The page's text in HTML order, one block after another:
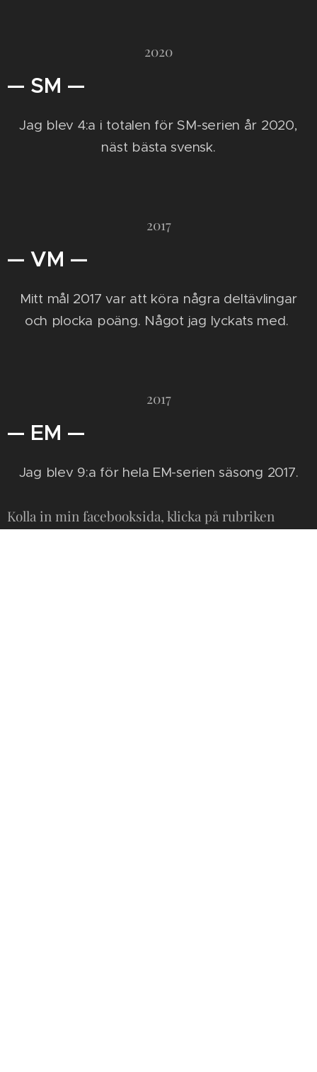
2020
— SM —
Jag blev 4:a i totalen för SM-serien år 2020,
näst bästa svensk.
2017
— VM —
Mitt mål 2017 var att köra några deltävlingar
och plocka poäng. Något jag lyckats med.
2017
— EM —
Jag blev 9:a för hela EM-serien säsong 2017.
Kolla in min facebooksida, klicka på rubriken
nedan